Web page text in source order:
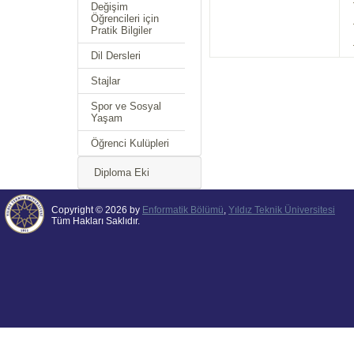
Değişim
Öğrencileri için
Pratik Bilgiler
Dil Dersleri
Stajlar
Spor ve Sosyal
Yaşam
Öğrenci Kulüpleri
Diploma Eki
Copyright © 2026 by Enformatik Bölümü, Yıldız Teknik Üniversitesi
Tüm Hakları Saklıdır.